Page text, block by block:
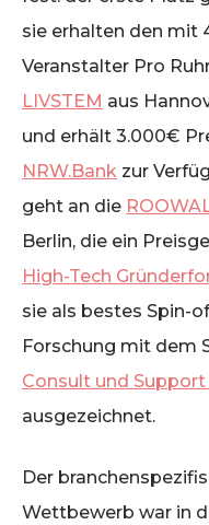
sie erhalten den mit
Veranstalter Pro
LIVSTEM aus
und erhält 3.000€
NRW.Bank zur
geht an die
Berlin, die ein
High-Tech
sie als bestes Spin-
Forschung mit dem
Consult und Support
ausgezeichnet.
Der
Wettbewerb war in